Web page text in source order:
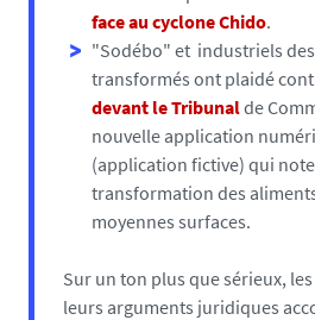
face au cyclone Chido.
"Sodébo" et industriels
transformés ont plaidé
devant le Tribunalde
nouvelle application
(application fictive) qui
transformation des
moyennes surfaces.
Sur un ton plus que sérieux,
leurs arguments juridiques